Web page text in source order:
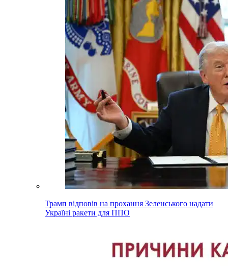
Трамп відповів на прохання Зеленського надати
Україні ракети для ППО